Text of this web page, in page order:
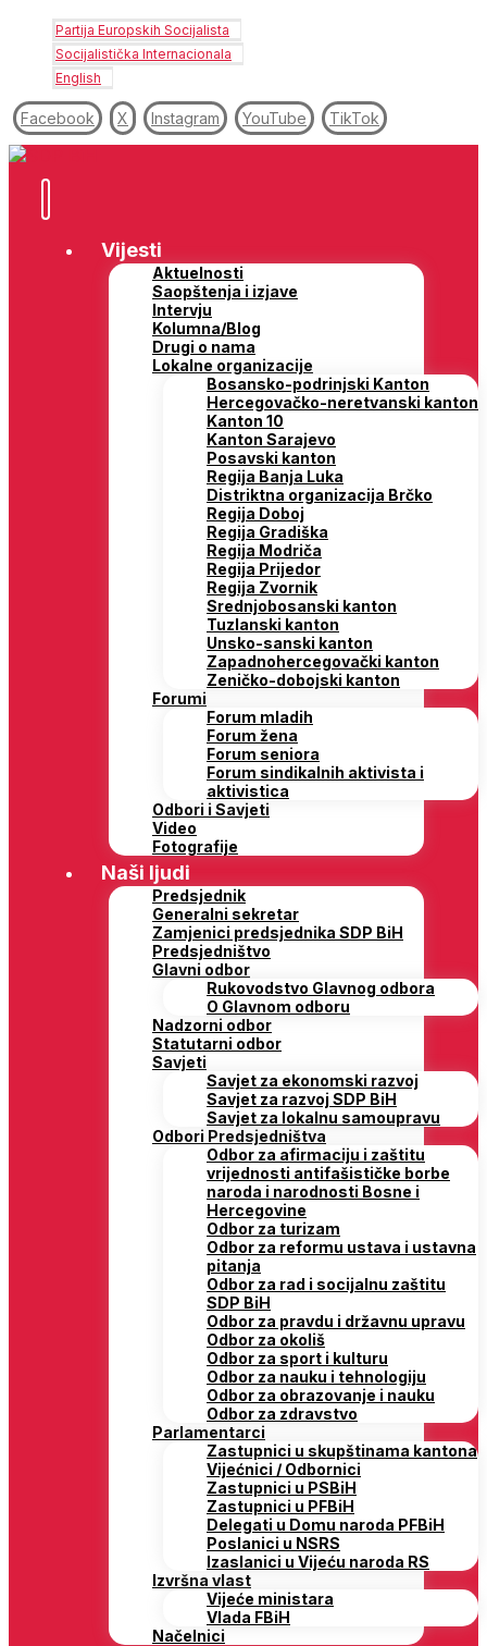
Partija Europskih Socijalista
Socijalistička Internacionala
English
Facebook X Instagram YouTube TikTok
Vijesti
Aktuelnosti
Saopštenja i izjave
Intervju
Kolumna/Blog
Drugi o nama
Lokalne organizacije
Bosansko-podrinjski Kanton
Hercegovačko-neretvanski kanton
Kanton 10
Kanton Sarajevo
Posavski kanton
Regija Banja Luka
Distriktna organizacija Brčko
Regija Doboj
Regija Gradiška
Regija Modriča
Regija Prijedor
Regija Zvornik
Srednjobosanski kanton
Tuzlanski kanton
Unsko-sanski kanton
Zapadnohercegovački kanton
Zeničko-dobojski kanton
Forumi
Forum mladih
Forum žena
Forum seniora
Forum sindikalnih aktivista i
aktivistica
Odbori i Savjeti
Video
Fotografije
Naši ljudi
Predsjednik
Generalni sekretar
Zamjenici predsjednika SDP BiH
Predsjedništvo
Glavni odbor
Rukovodstvo Glavnog odbora
O Glavnom odboru
Nadzorni odbor
Statutarni odbor
Savjeti
Savjet za ekonomski razvoj
Savjet za razvoj SDP BiH
Savjet za lokalnu samoupravu
Odbori Predsjedništva
Odbor za afirmaciju i zaštitu
vrijednosti antifašističke borbe
naroda i narodnosti Bosne i
Hercegovine
Odbor za turizam
Odbor za reformu ustava i ustavna
pitanja
Odbor za rad i socijalnu zaštitu
SDP BiH
Odbor za pravdu i državnu upravu
Odbor za okoliš
Odbor za sport i kulturu
Odbor za nauku i tehnologiju
Odbor za obrazovanje i nauku
Odbor za zdravstvo
Parlamentarci
Zastupnici u skupštinama kantona
Vijećnici / Odbornici
Zastupnici u PSBiH
Zastupnici u PFBiH
Delegati u Domu naroda PFBiH
Poslanici u NSRS
Izaslanici u Vijeću naroda RS
Izvršna vlast
Vijeće ministara
Vlada FBiH
Načelnici